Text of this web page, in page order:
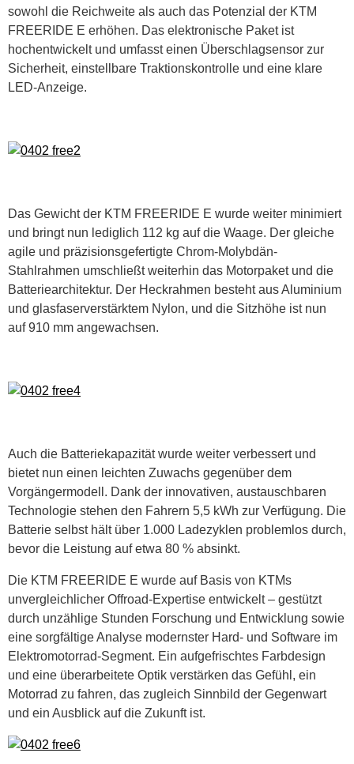
sowohl die Reichweite als auch das Potenzial der KTM
FREERIDE E erhöhen. Das elektronische Paket ist
hochentwickelt und umfasst einen Überschlagsensor zur
Sicherheit, einstellbare Traktionskontrolle und eine klare
LED-Anzeige.
Das Gewicht der KTM FREERIDE E wurde weiter minimiert
und bringt nun lediglich 112 kg auf die Waage. Der gleiche
agile und präzisionsgefertigte Chrom-Molybdän-
Stahlrahmen umschließt weiterhin das Motorpaket und die
Batteriearchitektur. Der Heckrahmen besteht aus Aluminium
und glasfaserverstärktem Nylon, und die Sitzhöhe ist nun
auf 910 mm angewachsen.
Auch die Batteriekapazität wurde weiter verbessert und
bietet nun einen leichten Zuwachs gegenüber dem
Vorgängermodell. Dank der innovativen, austauschbaren
Technologie stehen den Fahrern 5,5 kWh zur Verfügung. Die
Batterie selbst hält über 1.000 Ladezyklen problemlos durch,
bevor die Leistung auf etwa 80 % absinkt.
Die KTM FREERIDE E wurde auf Basis von KTMs
unvergleichlicher Offroad‑Expertise entwickelt – gestützt
durch unzählige Stunden Forschung und Entwicklung sowie
eine sorgfältige Analyse modernster Hard‑ und Software im
Elektromotorrad‑Segment. Ein aufgefrischtes Farbdesign
und eine überarbeitete Optik verstärken das Gefühl, ein
Motorrad zu fahren, das zugleich Sinnbild der Gegenwart
und ein Ausblick auf die Zukunft ist.